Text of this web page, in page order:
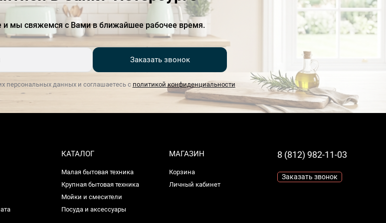
Вт
220-240
180
мм 210
DirectSelect
прямого отсчётас функцией
отключения для каждой
конфорки
145
и мы свяжемся с Вами в ближайшее рабочее время.
Заказать звонок
персональных данных и соглашаетесь с политикой конфиденциальности
КАТАЛОГ
Малая бытовая техника
Крупная бытовая техника
Мойки и смесители
Посуда и аксессуары
МАГАЗИН
Корзина
Личный кабинет
8 (812) 982-11-03
Заказать звонок